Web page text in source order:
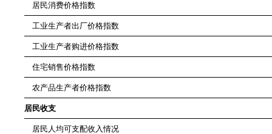
居民消费价格指数
工业生产者出厂价格指数
工业生产者购进价格指数
住宅销售价格指数
农产品生产者价格指数
居民收支
居民人均可支配收入情况